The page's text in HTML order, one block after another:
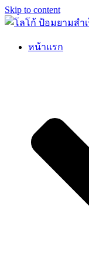
Skip to content
หน้าแรก